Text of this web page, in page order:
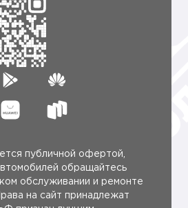
публичной офертой,
обращайтесь
обслуживании и ремонте
на сайт принадлежат